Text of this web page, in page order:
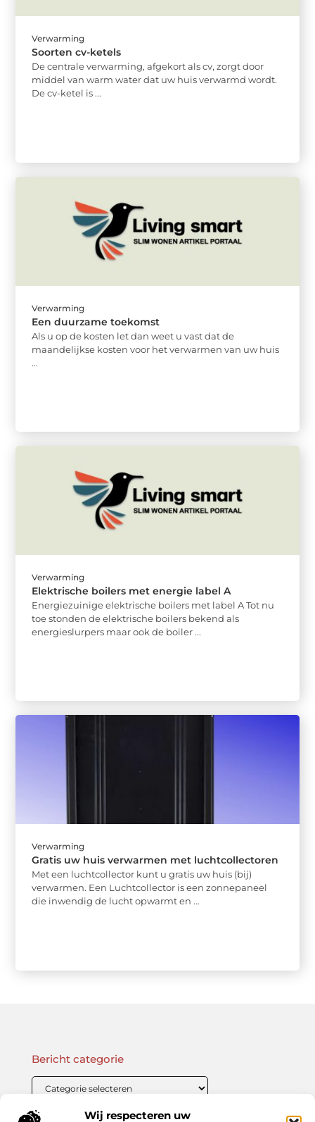
Wij respecteren uw
Verwarming
Soorten cv-ketels
De centrale verwarming, afgekort als cv, zorgt door
middel van warm water dat uw huis verwarmd wordt.
De cv-ketel is ...
Verwarming
Een duurzame toekomst
Als u op de kosten let dan weet u vast dat de
maandelijkse kosten voor het verwarmen van uw huis
...
Verwarming
Elektrische boilers met energie label A
Energiezuinige elektrische boilers met label A Tot nu
toe stonden de elektrische boilers bekend als
energieslurpers maar ook de boiler ...
Verwarming
Gratis uw huis verwarmen met luchtcollectoren
Met een luchtcollector kunt u gratis uw huis (bij)
verwarmen. Een Luchtcollector is een zonnepaneel
die inwendig de lucht opwarmt en ...
Bericht categorie